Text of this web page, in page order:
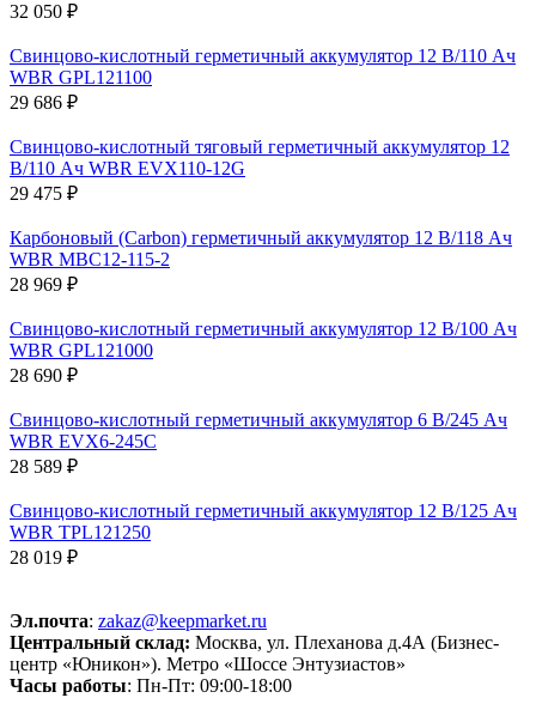
32 050 ₽
Свинцово-кислотный герметичный аккумулятор 12 В/110 Ач
WBR GPL121100
29 686 ₽
Свинцово-кислотный тяговый герметичный аккумулятор 12
В/110 Ач WBR EVX110-12G
29 475 ₽
Карбоновый (Carbon) герметичный аккумулятор 12 В/118 Ач
WBR MBC12-115-2
28 969 ₽
Свинцово-кислотный герметичный аккумулятор 12 В/100 Ач
WBR GPL121000
28 690 ₽
Свинцово-кислотный герметичный аккумулятор 6 В/245 Ач
WBR EVX6-245C
28 589 ₽
Свинцово-кислотный герметичный аккумулятор 12 В/125 Ач
WBR TPL121250
28 019 ₽
Эл.почта: zakaz@keepmarket.ru
Центральный склад: Москва, ул. Плеханова д.4А (Бизнес-
центр «Юникон»). Метро «Шоссе Энтузиастов»
Часы работы: Пн-Пт: 09:00-18:00